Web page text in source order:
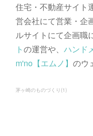
住宅・不動産サイト
営会社にて営業・企
ルサイトにて企画職
トの運営や、 ハンド
m'no【エムノ】 のウ
茅ヶ崎のものづくり (1)